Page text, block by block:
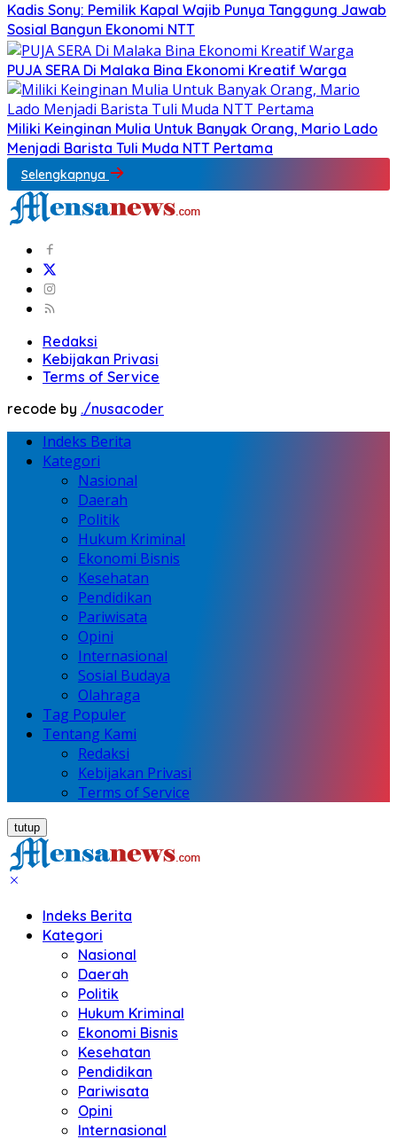
Kadis Sony: Pemilik Kapal Wajib Punya Tanggung Jawab
Sosial Bangun Ekonomi NTT
PUJA SERA Di Malaka Bina Ekonomi Kreatif Warga
Miliki Keinginan Mulia Untuk Banyak Orang, Mario Lado
Menjadi Barista Tuli Muda NTT Pertama
Selengkapnya
Redaksi
Kebijakan Privasi
Terms of Service
recode by ./nusacoder
Indeks Berita
Kategori
Nasional
Daerah
Politik
Hukum Kriminal
Ekonomi Bisnis
Kesehatan
Pendidikan
Pariwisata
Opini
Internasional
Sosial Budaya
Olahraga
Tag Populer
Tentang Kami
Redaksi
Kebijakan Privasi
Terms of Service
tutup
Indeks Berita
Kategori
Nasional
Daerah
Politik
Hukum Kriminal
Ekonomi Bisnis
Kesehatan
Pendidikan
Pariwisata
Opini
Internasional